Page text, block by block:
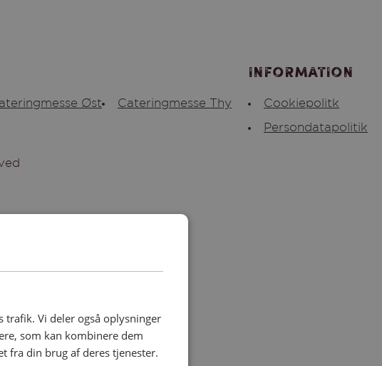
Øst Cateringmesse Thy
Information
Cookiepolitk
Persondatapolitik
trafik. Vi deler også oplysninger
som kan kombinere dem
fra din brug af deres tjenester.